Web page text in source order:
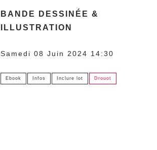
BANDE DESSINÉE &
ILLUSTRATION
Samedi 08 Juin 2024 14:30
Ebook Infos Inclure lot Drouot